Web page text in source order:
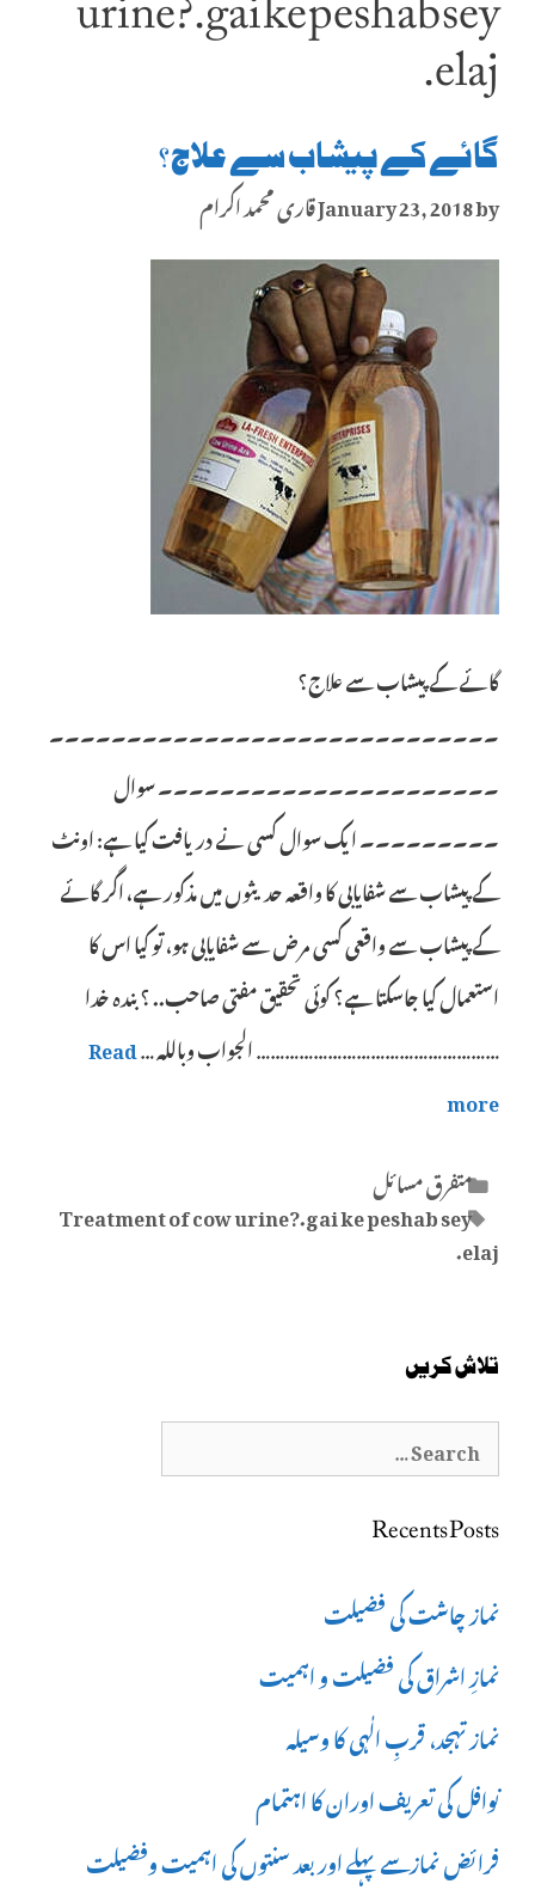
elaj.
گائے کے پیشاب سے علاج؟
January 23, 2018by قاری محمد اکرام
گائے کے پیشاب سے علاج؟
۔۔۔۔۔۔۔۔۔۔۔۔۔۔۔۔۔۔۔۔۔۔۔۔۔۔۔۔۔
۔۔۔۔۔۔۔۔۔۔۔۔۔۔۔۔۔۔۔۔۔۔ سوال
۔۔۔۔۔۔۔۔۔ ایک سوال کسی نے دریافت کیا ہے: اونٹ
کے پیشاب سے شفایابی کا واقعہ حدیثوں میں مذکور ہے، اگر گائے
کے پیشاب سے واقعی کسی مرض سے شفایابی ہو، تو کیا اس کا
استعمال کیا جاسکتا ہے؟ کوئی تحقیق مفتی صاحب.. ؟ بندہ خدا
…………………………………………… الجواب وباللہ …Read
more
Categories
متفرق مسائل
Tags
Treatment of cow urine?.gai ke peshab sey
elaj.
تلاش کریں
Search
Recents Posts
نماز چاشت کی فضیلت
نمازِ اشراق کی فضیلت و اہمیت
نماز تہجد، قربِ الٰہی کا وسیلہ
نوافل کی تعریف اوران کا اہتمام
فرائض نمازسے پہلے اور بعد سنتوں کی اہمیت وفضیلت